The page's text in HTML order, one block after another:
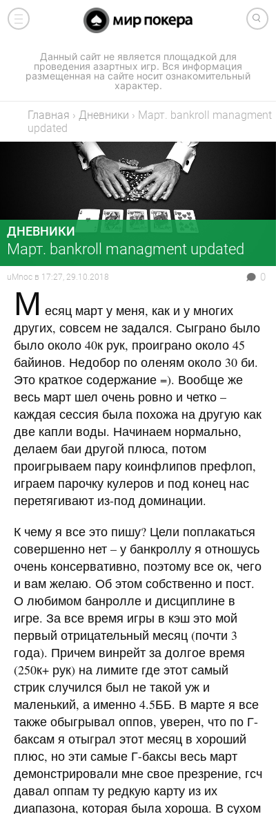
Данный сайт не является площадкой для
проведения азартных игр. Вся информация
размещенная на сайте носит ознакомительный
характер.
Главная › Дневники › Март. bankroll managment
updated
ДНЕВНИКИ
Март. bankroll managment updated
uMnoc в 17:27, 29.10.2018 0
М есяц март у меня, как и у многих
других, совсем не задался. Сыграно было
было около 40к рук, проиграно около 45
байинов. Недобор по оленям около 30 би.
Это краткое содержание =). Вообще же
весь март шел очень ровно и четко –
каждая сессия была похожа на другую как
две капли воды. Начинаем нормально,
делаем баи другой плюса, потом
проигрываем пару коинфлипов префлоп,
играем парочку кулеров и под конец нас
перетягивают из-под доминации.
К чему я все это пишу? Цели поплакаться
совершенно нет – у банкроллу я отношусь
очень консервативно, поэтому все ок, чего
и вам желаю. Об этом собственно и пост.
О любимом банролле и дисциплине в
игре. За все время игры в кэш это мой
первый отрицательный месяц (почти 3
года). Причем винрейт за долгое время
(250к+ рук) на лимите где этот самый
стрик случился был не такой уж и
маленький, а именно 4.5ББ. В марте я все
также обыгрывал оппов, уверен, что по Г-
баксам я отыграл этот месяц в хороший
плюс, но эти самые Г-баксы весь март
демонстрировали мне свое презрение, гсч
давал оппам ту редкую карту из их
диапазона, которая была хороша. В сухом